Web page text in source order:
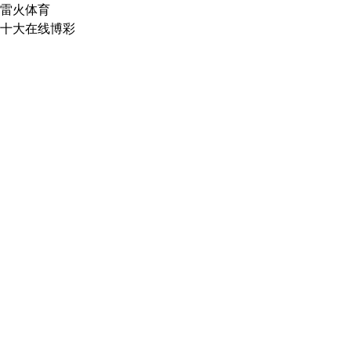
雷火体育
十大在线博彩